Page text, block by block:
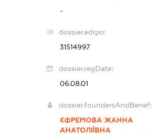
-
dossier.edrpo:
31514997
dossier.regDate:
06.08.01
dossier.foundersAndBenef:
ЄФРЕМОВА ЖАННА
АНАТОЛІЇВНА